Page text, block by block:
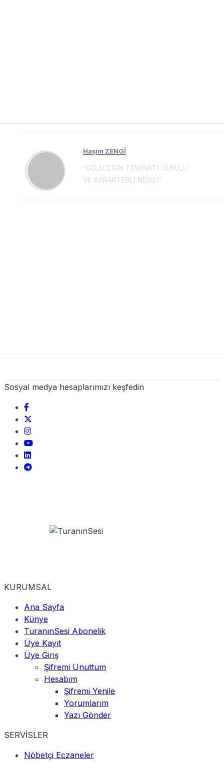
Haşim ZENGİ
“GELECEĞİN TEMİNATI: ÜLKÜLÜ
VE KARAKTERLİ NESİL!”
Sosyal medya hesaplarımızı keşfedin
KURUMSAL
Ana Sayfa
Künye
TuranınSesi Abonelik
Üye Kayıt
Üye Giriş
Şifremi Unuttum
Hesabım
Şifremi Yenile
Yorumlarım
Yazı Gönder
SERVİSLER
Nöbetçi Eczaneler